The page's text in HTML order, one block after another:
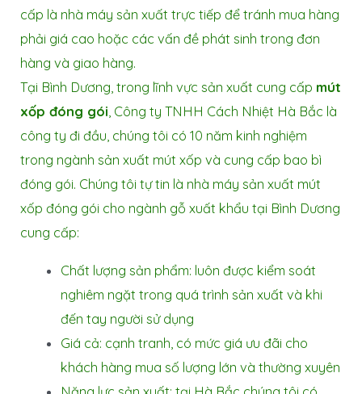
cấp là nhà máy sản xuất trực tiếp để tránh mua hàng
phải giá cao hoặc các vấn đề phát sinh trong đơn
hàng và giao hàng.
Tại Bình Dương, trong lĩnh vực sản xuất cung cấp mút
xốp đóng gói, Công ty TNHH Cách Nhiệt Hà Bắc là
công ty đi đầu, chúng tôi có 10 năm kinh nghiệm
trong ngànhsản xuất mút xốp và cung cấp bao bì
đóng gói. Chúng tôi tự tin là nhà máysản xuất mút
xốp đóng gói cho ngành gỗ xuất khẩu tại Bình Dương
cung cấp:
Chất lượng sản phẩm: luôn được kiểm soát
nghiêm ngặt trong quá trình sản xuất và khi
đến tay người sử dụng
Giá cả: cạnh tranh, có mức giá ưu đãi cho
khách hàng mua số lượng lớn và thường xuyên